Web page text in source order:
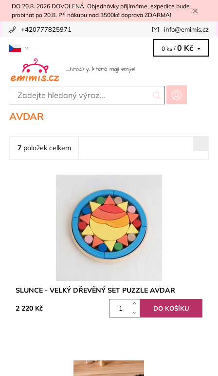
DO 20.8. 2026 DOVOLENÁ. Objednávky přijímáme, expedice bude
probíhat po 20.8. Při nákupu nad 3500kč doprava ZDARMA!
+420777825971 info@emimis.cz
0 ks / 0 Kč
AVDAR
7 položek celkem
SLUNCE - VELKÝ DŘEVĚNÝ SET PUZZLE AVDAR
2 220 Kč